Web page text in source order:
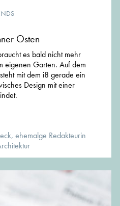
Osten
es bald nicht mehr
eigenen Garten. Auf dem
mit dem i8 gerade ein
Design mit einer
ehemalge Redakteurin